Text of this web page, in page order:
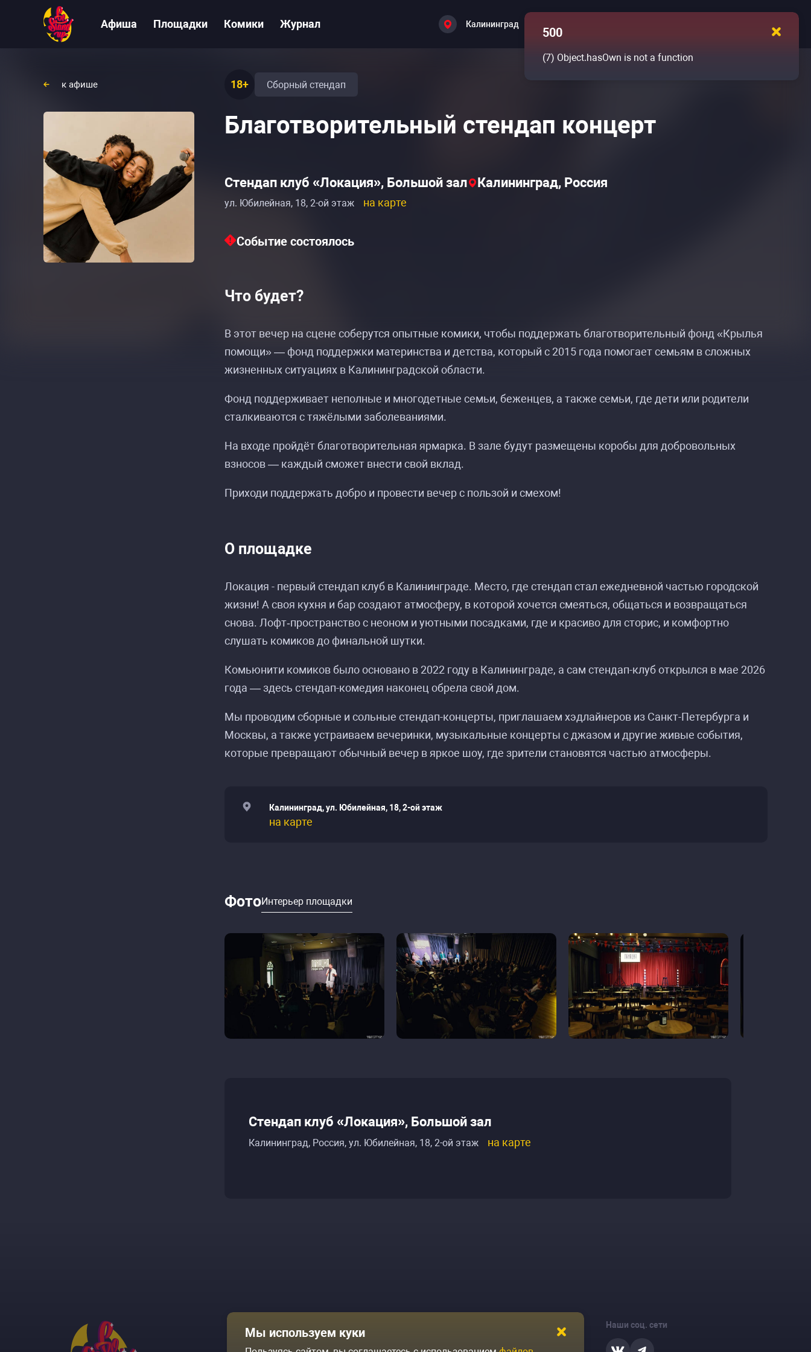
Афиша Площадки Комики Журнал Калининград
к афише 18+ Сборный стендап
Благотворительный стендап концерт
Стендап клуб «Локация», Большой зал Калининград, Россия
ул. Юбилейная, 18, 2-ой этаж на карте
Событие состоялось
Что будет?
В этот вечер на сцене соберутся опытные комики, чтобы поддержать благотворительный фонд «Крылья
помощи» — фонд поддержки материнства и детства, который с 2015 года помогает семьям в сложных
жизненных ситуациях в Калининградской области.
Фонд поддерживает неполные и многодетные семьи, беженцев, а также семьи, где дети или родители
сталкиваются с тяжёлыми заболеваниями.
На входе пройдёт благотворительная ярмарка. В зале будут размещены коробы для добровольных
взносов — каждый сможет внести свой вклад.
Приходи поддержать добро и провести вечер с пользой и смехом!
О площадке
Локация - первый стендап клуб в Калининграде. Место, где стендап стал ежедневной частью городской
жизни! А своя кухня и бар создают атмосферу, в которой хочется смеяться, общаться и возвращаться
снова. Лофт‑пространство с неоном и уютными посадками, где и красиво для сторис, и комфортно
слушать комиков до финальной шутки.
Комьюнити комиков было основано в 2022 году в Калининграде, а сам стендап-клуб открылся в мае 2026
года — здесь стендап-комедия наконец обрела свой дом.
Мы проводим сборные и сольные стендап-концерты, приглашаем хэдлайнеров из Санкт-Петербурга и
Москвы, а также устраиваем вечеринки, музыкальные концерты с джазом и другие живые события,
которые превращают обычный вечер в яркое шоу, где зрители становятся частью атмосферы.
Калининград, ул. Юбилейная, 18, 2-ой этаж
на карте
ФотоИнтерьер площадки
Стендап клуб «Локация», Большой зал
Калининград, Россия, ул. Юбилейная, 18, 2-ой этаж на карте
Наши соц. сети
500
(7) Object.hasOwn is not a function
Мы используем куки